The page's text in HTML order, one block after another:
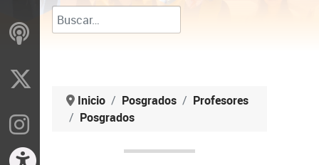
Inicio Posgrados
Profesores
Posgrados
ivoox
Instragram